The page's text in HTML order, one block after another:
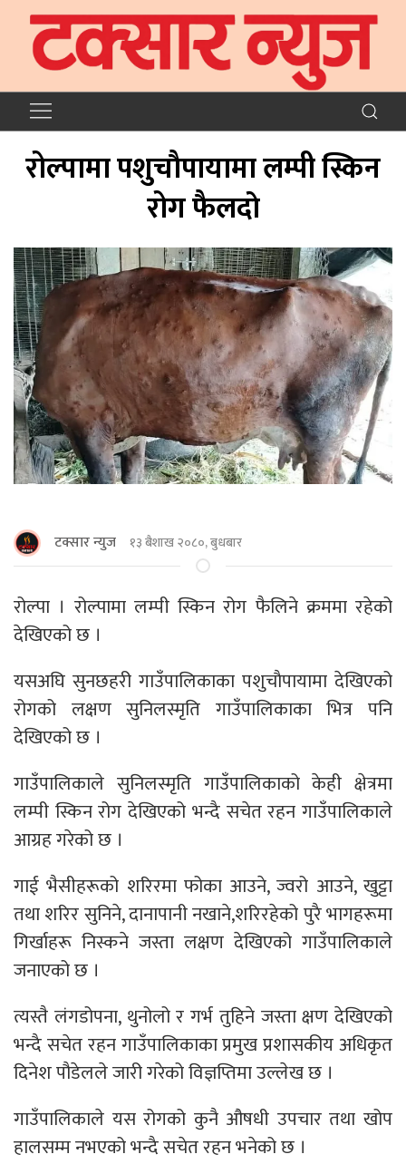
रोल्पामा पशुचाैपायामा लम्पी स्किन
रोग फैलदाे
टक्सार न्युज १३ बैशाख २०८०, बुधबार
रोल्पा । रोल्पामा लम्पी स्किन रोग फैलिने क्रममा रहेको
देखिएको छ ।
यसअघि सुनछहरी गाउँपालिकाका पशुचाैपायामा देखिएको
रोगको लक्षण सुनिलस्मृति गाउँपालिकाका भित्र पनि
देखिएको छ ।
गाउँपालिकाले सुनिलस्मृति गाउँपालिकाको केही क्षेत्रमा
लम्पी स्किन रोग देखिएको भन्दै सचेत रहन गाउँपालिकाले
आग्रह गरेको छ ।
गाई भैसीहरूको शरिरमा फोका आउने, ज्वरो आउने, खुट्टा
तथा शरिर सुनिने, दानापानी नखाने,शरिरहेको पुरै भागहरूमा
गिर्खाहरू निस्कने जस्ता लक्षण देखिएको गाउँपालिकाले
जनाएको छ ।
त्यस्तै लंगडोपना, थुनोलो र गर्भ तुहिने जस्ता क्षण देखिएको
भन्दै सचेत रहन गाउँपालिकाका प्रमुख प्रशासकीय अधिकृत
दिनेश पौडेलले जारी गरेको विज्ञप्तिमा उल्लेख छ ।
गाउँपालिकाले यस रोगको कुनै औषधी उपचार तथा खोप
हालसम्म नभएको भन्दै सचेत रहन भनेको छ ।